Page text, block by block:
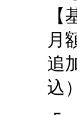
【
月
追
込